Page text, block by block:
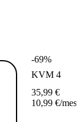
-69%
KVM 4
35,99 €
10,99 €/mes